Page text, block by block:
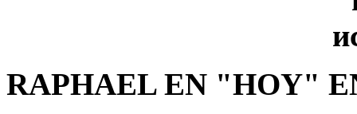
RAPHAEL EN "HOY"